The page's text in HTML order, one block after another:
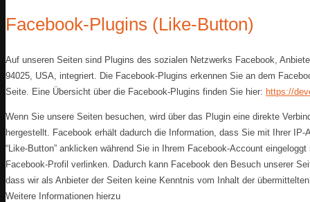
Facebook-Plugins (Like-Button)
Auf unseren Seiten sind Plugins des sozialen Netzwerks Facebook,
94025, USA, integriert. Die Facebook-Plugins erkennen Sie an dem
Seite. Eine Übersicht über die Facebook-Plugins finden Sie hier: https://
Wenn Sie unsere Seiten besuchen, wird über das Plugin eine direkte
hergestellt. Facebook erhält dadurch die Information, dass Sie mit Ihrer
“Like-Button” anklicken während Sie in Ihrem Facebook-Account
Facebook-Profil verlinken. Dadurch kann Facebook den Besuch unserer
dass wir als Anbieter der Seiten keine Kenntnis vom Inhalt der
Weitere Informationen hierzu